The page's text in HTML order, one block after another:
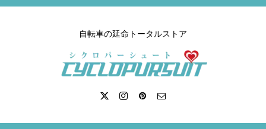
自転車の延命トータルストア